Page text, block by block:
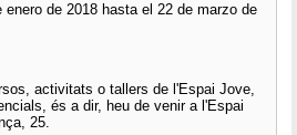
enero de 2018 hasta el 22 de marzo de
activitats o tallers de l'Espai Jove,
és a dir, heu de venir a l'Espai
25.